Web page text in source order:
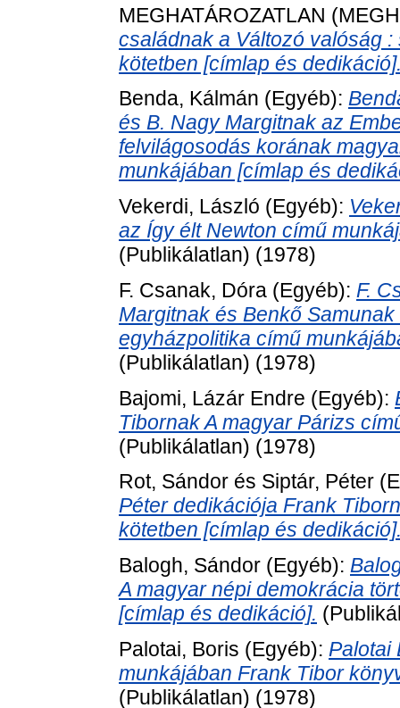
MEGHATÁROZATLAN
családnak a Változó valóság
kötetben [címlap és
Benda, Kálmán (Egyéb):
és B. Nagy Margitnak az
felvilágosodás korának
munkájában [címlap és
Vekerdi, László (Egyéb):
az Így élt Newton című
(Publikálatlan) (1978)
F. Csanak, Dóra (Egyéb): F.
Margitnak és Benkő
egyházpolitika című
(Publikálatlan) (1978)
Bajomi, Lázár Endre (Egyéb):
Tibornak A magyar Párizs
(Publikálatlan) (1978)
Rot, Sándor és Siptár, Péter
Péter dedikációja Frank
kötetben [címlap és
Balogh, Sándor (Egyéb):
A magyar népi demokrácia
[címlap és dedikáció].
Palotai, Boris (Egyéb): Palotai
munkájában Frank Tibor
(Publikálatlan) (1978)